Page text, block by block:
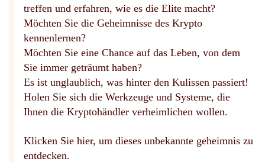
treffen und erfahren, wie es die Elite macht?
Möchten Sie die Geheimnisse des Krypto
kennenlernen?
Möchten Sie eine Chance auf das Leben, von dem
Sie immer geträumt haben?
Es ist unglaublich, was hinter den Kulissen passiert!
Holen Sie sich die Werkzeuge und Systeme, die
Ihnen die Kryptohändler verheimlichen wollen.
Klicken Sie hier, um dieses unbekannte geheimnis zu
entdecken.